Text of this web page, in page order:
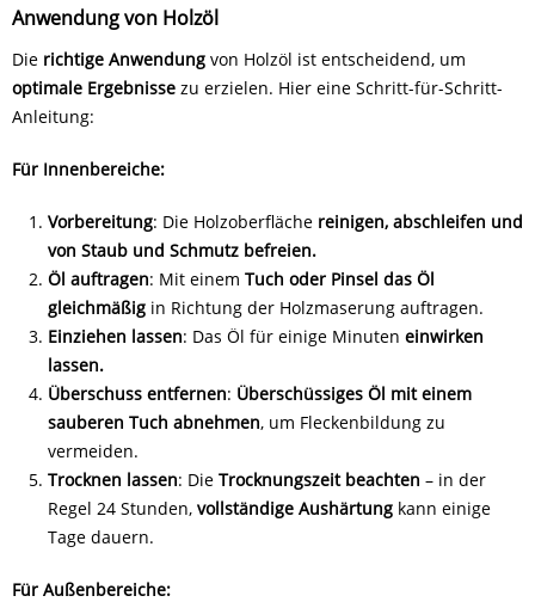
Anwendung von Holzöl
Die richtige Anwendung von Holzöl ist entscheidend, um
optimale Ergebnisse zu erzielen. Hier eine Schritt-für-Schritt-
Anleitung:
Für Innenbereiche:
Vorbereitung: Die Holzoberfläche reinigen, abschleifen und
von Staub und Schmutz befreien.
Öl auftragen: Mit einem Tuch oder Pinsel das Öl
gleichmäßig in Richtung der Holzmaserung auftragen.
Einziehen lassen: Das Öl für einige Minuten einwirken
lassen.
Überschuss entfernen: Überschüssiges Öl mit einem
sauberen Tuch abnehmen, um Fleckenbildung zu
vermeiden.
Trocknen lassen: Die Trocknungszeit beachten – in der
Regel 24 Stunden, vollständige Aushärtung kann einige
Tage dauern.
Für Außenbereiche: